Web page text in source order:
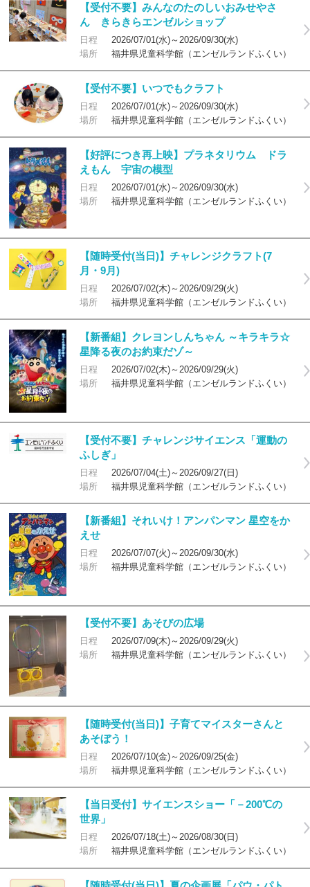
【受付不要】みんなのたのしいおみせやさ
ん きらきらエンゼルショップ
日程
2026/07/01(水)～2026/09/30(水)
場所
福井県児童科学館（エンゼルランドふくい）
【受付不要】いつでもクラフト
日程
2026/07/01(水)～2026/09/30(水)
場所
福井県児童科学館（エンゼルランドふくい）
【好評につき再上映】プラネタリウム ドラ
えもん 宇宙の模型
日程
2026/07/01(水)～2026/09/30(水)
場所
福井県児童科学館（エンゼルランドふくい）
【随時受付(当日)】チャレンジクラフト(7
月・9月)
日程
2026/07/02(木)～2026/09/29(火)
場所
福井県児童科学館（エンゼルランドふくい）
【新番組】クレヨンしんちゃん ～キラキラ☆
星降る夜のお約束だゾ～
日程
2026/07/02(木)～2026/09/29(火)
場所
福井県児童科学館（エンゼルランドふくい）
【受付不要】チャレンジサイエンス「運動の
ふしぎ」
日程
2026/07/04(土)～2026/09/27(日)
場所
福井県児童科学館（エンゼルランドふくい）
【新番組】それいけ！アンパンマン 星空をか
えせ
日程
2026/07/07(火)～2026/09/30(水)
場所
福井県児童科学館（エンゼルランドふくい）
【受付不要】あそびの広場
日程
2026/07/09(木)～2026/09/29(火)
場所
福井県児童科学館（エンゼルランドふくい）
【随時受付(当日)】子育てマイスターさんと
あそぼう！
日程
2026/07/10(金)～2026/09/25(金)
場所
福井県児童科学館（エンゼルランドふくい）
【当日受付】サイエンスショー「－200℃の
世界」
日程
2026/07/18(土)～2026/08/30(日)
場所
福井県児童科学館（エンゼルランドふくい）